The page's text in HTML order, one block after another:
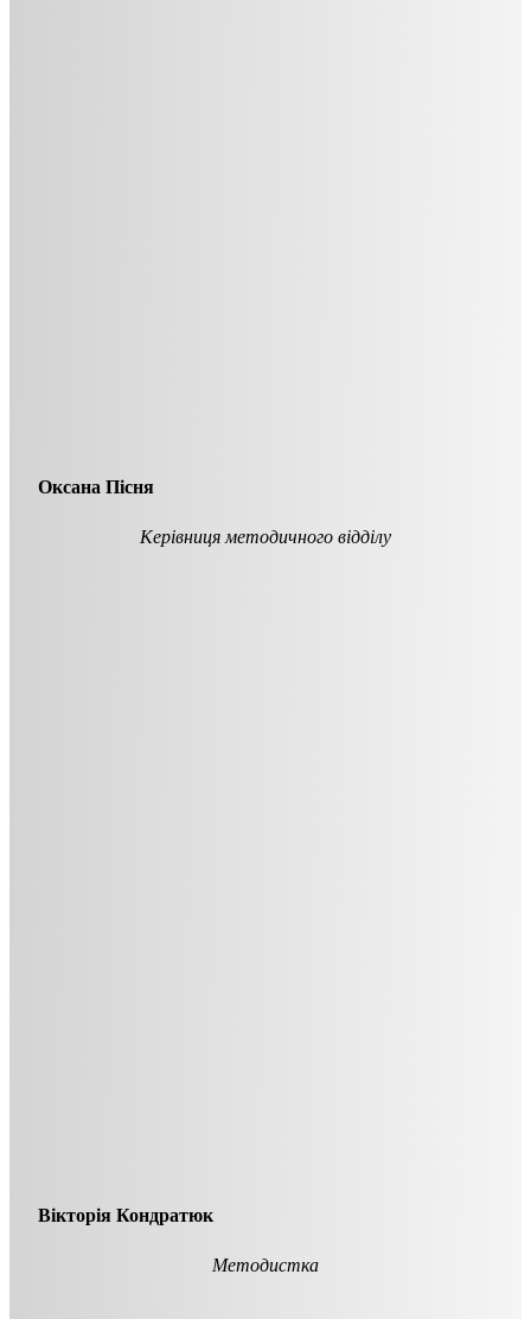
Оксана Пісня
Керівниця методичного відділу
Вікторія Кондратюк
Методистка